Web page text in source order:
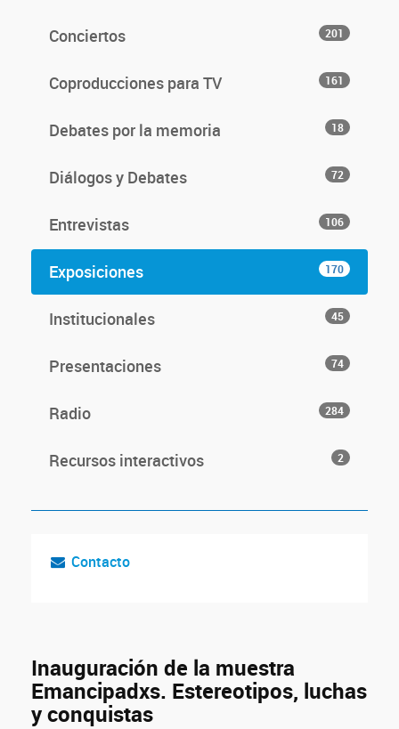
Conciertos 201
Coproducciones para TV 161
Debates por la memoria 18
Diálogos y Debates 72
Entrevistas 106
Exposiciones 170
Institucionales 45
Presentaciones 74
Radio 284
Recursos interactivos 2
Contacto
Inauguración de la muestra
Emancipadxs. Estereotipos, luchas
y conquistas